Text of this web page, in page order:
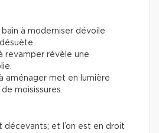
bain à moderniser dévoile
revamper révèle une
aménager met en lumière
moisissures.
décevants; et l’on est en droit